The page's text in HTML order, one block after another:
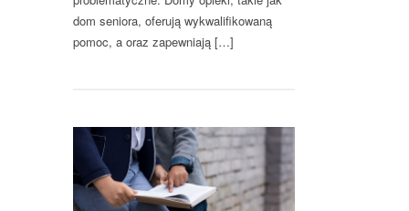
dom seniora, oferują wykwalifikowaną
pomoc, a oraz zapewniają […]